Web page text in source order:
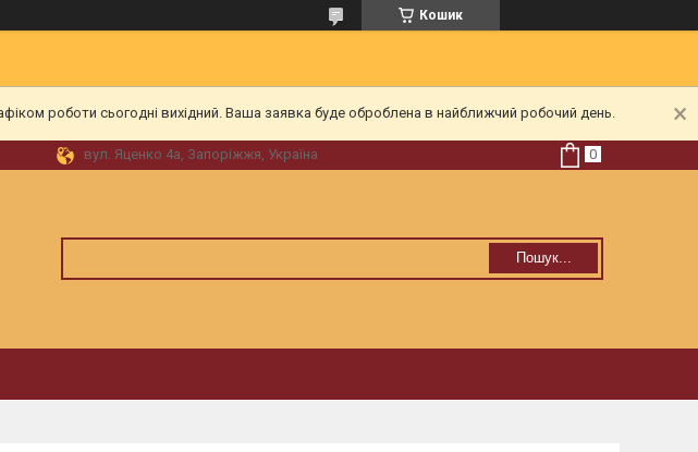
Кошик
роботи сьогодні вихідний. Ваша заявка буде оброблена в найближчий робочий день.
вул. Яценко 4а, Запоріжжя, Україна
Пошук...